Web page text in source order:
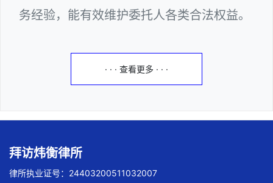
务经验，能有效维护委托人各类合法权益。
· · · 查看更多 · · ·
拜访炜衡律所
律所执业证号：24403200511032007